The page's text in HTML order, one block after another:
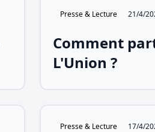
Presse & Lecture 21/4/
Comment
L'Union ?
Presse & Lecture 17/4/